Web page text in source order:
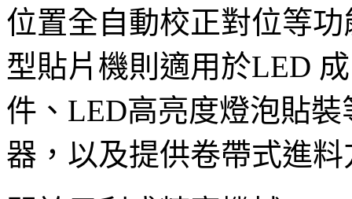
位置全自動校正對位等
型貼片機則適用於LED
件、LED高亮度燈泡貼
器，以及提供卷帶式進料